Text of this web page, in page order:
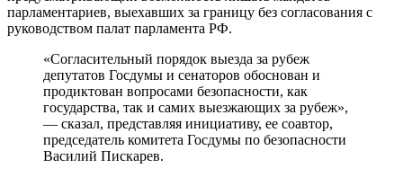
парламентариев, выехавших за границу без согласования с
руководством палат парламента РФ.
«Согласительный порядок выезда за рубеж
депутатов Госдумы и сенаторов обоснован и
продиктован вопросами безопасности, как
государства, так и самих выезжающих за рубеж»,
— сказал, представляя инициативу, ее соавтор,
председатель комитета Госдумы по безопасности
Василий Пискарев.